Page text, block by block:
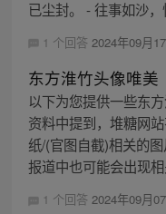
已尘封。 - 往事如沙，
1 个回答 2024年09月
东方淮竹头像唯美
以下为您提供一些东
资料中提到，堆糖网
纸/(官图自截)相关的
报道中也可能会出现
1 个回答 2024年09月